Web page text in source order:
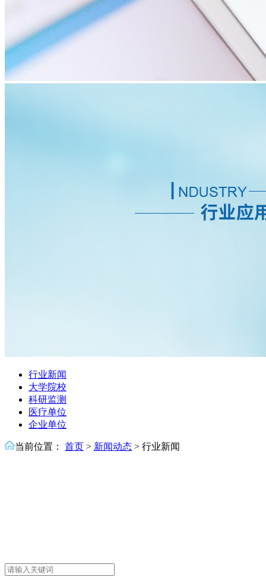
行业新闻
大学院校
科研监测
医疗单位
企业单位
当前位置： 首页 > 新闻动态 > 行业新闻